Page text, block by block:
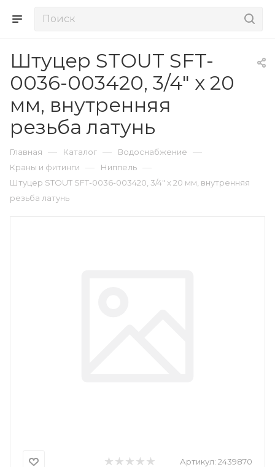
Штуцер STOUT SFT-
0036-003420, 3/4" x 20
мм, внутренняя
резьба латунь
Главная — Каталог — Водоснабжение —
Краны и фитинги — Ниппель —
Штуцер STOUT SFT-0036-003420, 3/4" x 20 мм, внутренняя
резьба латунь
Артикул: 2439870